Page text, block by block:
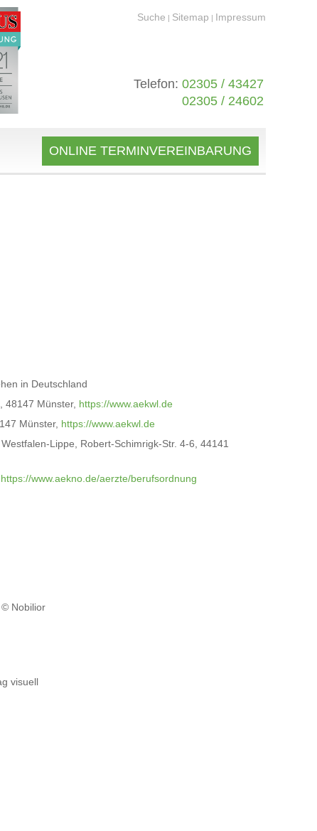
Suche | Sitemap | Impressum
Telefon: 02305 / 43427
02305 / 24602
ONLINE TERMINVEREINBARUNG
in Deutschland
48147 Münster, https://www.aekwl.de
Münster, https://www.aekwl.de
Lippe, Robert-Schimrigk-Str. 4-6, 44141
https://www.aekno.de/aerzte/berufsordnung
Nobilior
visuell